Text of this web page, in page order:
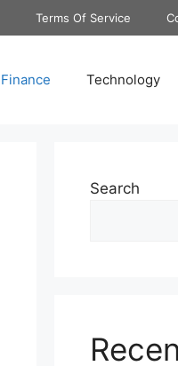
Terms Of Service
Finance Technology
Search